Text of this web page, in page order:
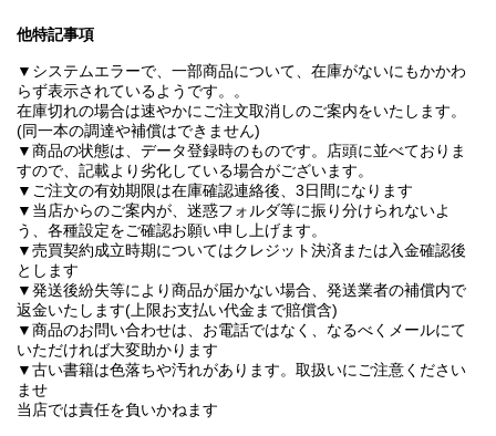
他特記事項
▼システムエラーで、一部商品について、在庫がないにもかかわ
らず表示されているようです。。
在庫切れの場合は速やかにご注文取消しのご案内をいたします。
(同一本の調達や補償はできません)
▼商品の状態は、データ登録時のものです。店頭に並べておりま
すので、記載より劣化している場合がございます。
▼ご注文の有効期限は在庫確認連絡後、3日間になります
▼当店からのご案内が、迷惑フォルダ等に振り分けられないよ
う、各種設定をご確認お願い申し上げます。
▼売買契約成立時期についてはクレジット決済または入金確認後
とします
▼発送後紛失等により商品が届かない場合、発送業者の補償内で
返金いたします(上限お支払い代金まで賠償含)
▼商品のお問い合わせは、お電話ではなく、なるべくメールにて
いただければ大変助かります
▼古い書籍は色落ちや汚れがあります。取扱いにご注意ください
ませ
当店では責任を負いかねます